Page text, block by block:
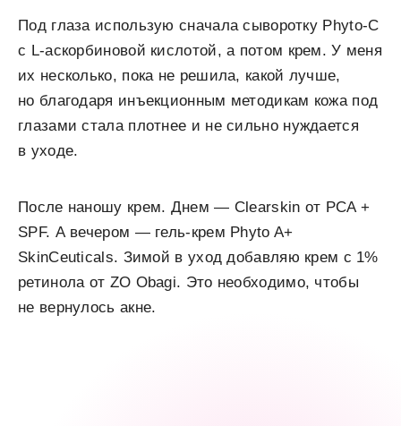
Под глаза использую сначала сыворотку Phyto-C
с L-аскорбиновой кислотой, а потом крем. У меня
их несколько, пока не решила, какой лучше,
но благодаря инъекционным методикам кожа под
глазами стала плотнее и не сильно нуждается
в уходе.
После наношу крем. Днем — Clearskin от PCA +
SPF. А вечером — гель-крем Phyto A+
SkinCeuticals. Зимой в уход добавляю крем с 1%
ретинола от ZO Obagi. Это необходимо, чтобы
не вернулось акне.